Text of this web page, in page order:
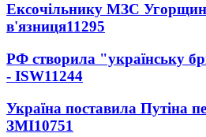
Ексочільнику МЗС
в'язниця11295
РФ створила "українську
- ISW11244
Україна поставила Путіна
ЗМІ10751